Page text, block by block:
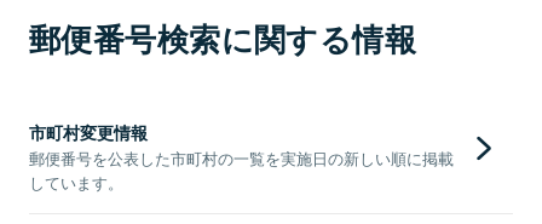
郵便番号検索に関する情報
市町村変更情報
郵便番号を公表した市町村の一覧を実施日の新しい順に掲載
しています。